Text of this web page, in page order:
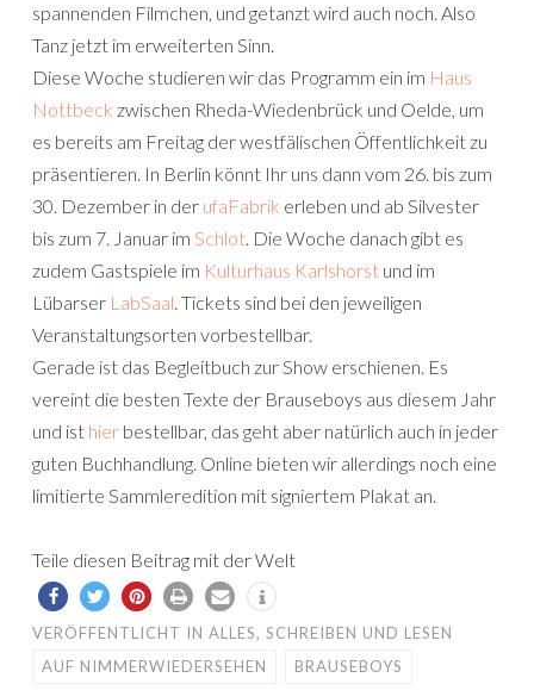
spannenden Filmchen, und getanzt wird auch noch. Also
Tanz jetzt im erweiterten Sinn.
Diese Woche studieren wir das Programm ein im Haus
Nottbeck zwischen Rheda-Wiedenbrück und Oelde, um
es bereits am Freitag der westfälischen Öffentlichkeit zu
präsentieren. In Berlin könnt Ihr uns dann vom 26. bis zum
30. Dezember in der ufaFabrik erleben und ab Silvester
bis zum 7. Januar im Schlot. Die Woche danach gibt es
zudem Gastspiele im Kulturhaus Karlshorst und im
Lübarser LabSaal. Tickets sind bei den jeweiligen
Veranstaltungsorten vorbestellbar.
Gerade ist das Begleitbuch zur Show erschienen. Es
vereint die besten Texte der Brauseboys aus diesem Jahr
und ist hier bestellbar, das geht aber natürlich auch in jeder
guten Buchhandlung. Online bieten wir allerdings noch eine
limitierte Sammleredition mit signiertem Plakat an.
Teile diesen Beitrag mit der Welt
VERÖFFENTLICHT IN ALLES, SCHREIBEN UND LESEN
AUF NIMMERWIEDERSEHEN
BRAUSEBOYS